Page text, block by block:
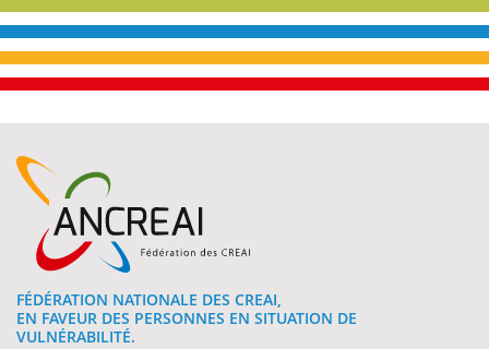
FÉDÉRATION NATIONALE DES CREAI,
EN FAVEUR DES PERSONNES EN SITUATION DE
VULNÉRABILITÉ.